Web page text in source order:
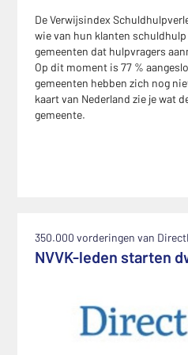
De Verwijsindex
wie van hun klanten
gemeenten dat hulpvragers
Op dit moment is 77 %
gemeenten hebben zich nog
kaart van Nederland zie je wat
gemeente.
350.000 vorderingen van
NVVK-leden starten